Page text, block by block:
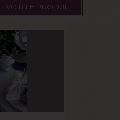
VOIR LE PRODUIT